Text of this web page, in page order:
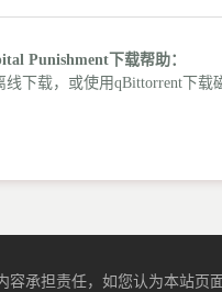
Punishment下载帮助：
下载，或使用qBittorrent下载
承担责任，如您认为本站